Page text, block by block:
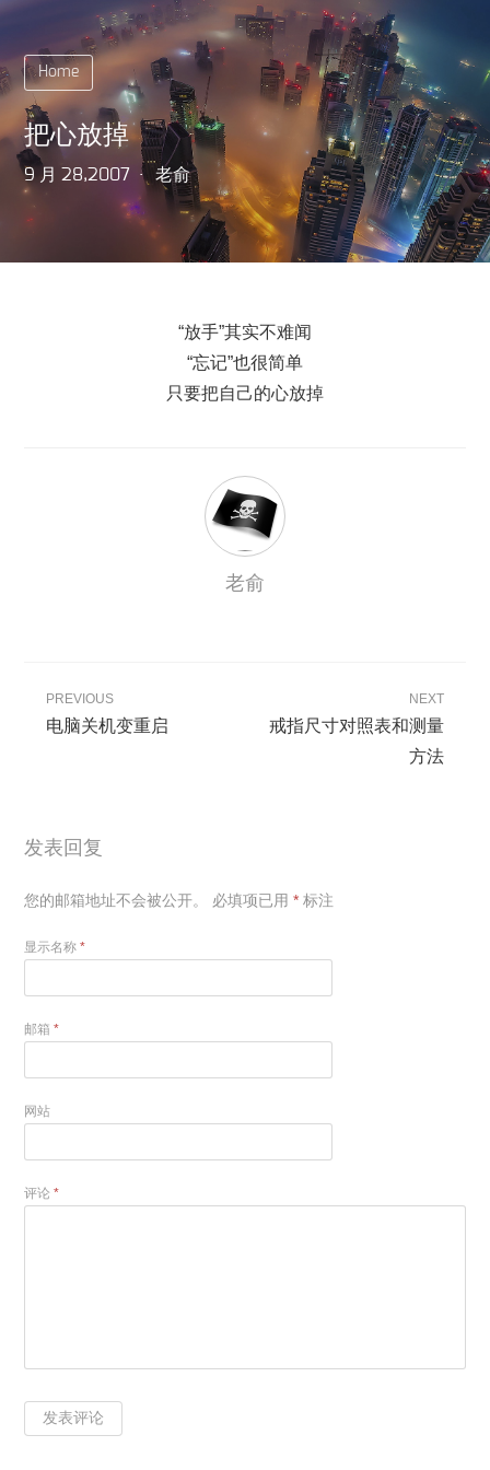
Home
把心放掉
9 月 28,2007 老俞
“放手”其实不难闻
“忘记”也很简单
只要把自己的心放掉
老俞
PREVIOUS
电脑关机变重启
NEXT
戒指尺寸对照表和测量
方法
发表回复
您的邮箱地址不会被公开。 必填项已用* 标注
显示名称*
邮箱*
网站
评论*